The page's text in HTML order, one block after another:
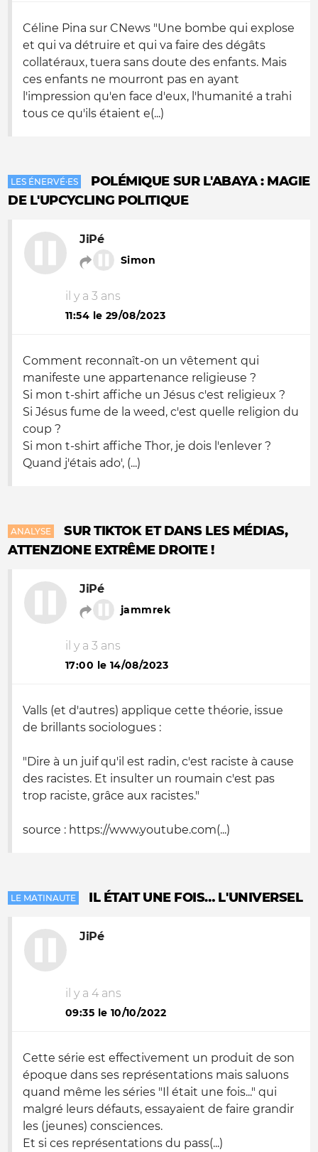
Céline Pina sur CNews "Une bombe qui explose
et qui va détruire et qui va faire des dégâts
collatéraux, tuera sans doute des enfants. Mais
ces enfants ne mourront pas en ayant
l'impression qu'en face d'eux, l'humanité a trahi
tous ce qu'ils étaient e(...)
LES ÉNERVÉ·ES
POLÉMIQUE SUR L'ABAYA : MAGIE
DE L'UPCYCLING POLITIQUE
JiPé
Simon
il y a 3 ans
11:54 le 29/08/2023
Comment reconnaît-on un vêtement qui
manifeste une appartenance religieuse ?
Si mon t-shirt affiche un Jésus c'est religieux ?
Si Jésus fume de la weed, c'est quelle religion du
coup ?
Si mon t-shirt affiche Thor, je dois l'enlever ?
Quand j'étais ado', (...)
ANALYSE
SUR TIKTOK ET DANS LES MÉDIAS,
ATTENZIONE EXTRÊME DROITE !
JiPé
jammrek
il y a 3 ans
17:00 le 14/08/2023
Valls (et d'autres) applique cette théorie, issue
de brillants sociologues :
"Dire à un juif qu'il est radin, c'est raciste à cause
des racistes. Et insulter un roumain c'est pas
trop raciste, grâce aux racistes."
source : https://www.youtube.com(...)
LE MATINAUTE IL ÉTAIT UNE FOIS… L'UNIVERSEL
JiPé
il y a 4 ans
09:35 le 10/10/2022
Cette série est effectivement un produit de son
époque dans ses représentations mais saluons
quand même les séries "Il était une fois..." qui
malgré leurs défauts, essayaient de faire grandir
les (jeunes) consciences.
Et si ces représentations du pass(...)